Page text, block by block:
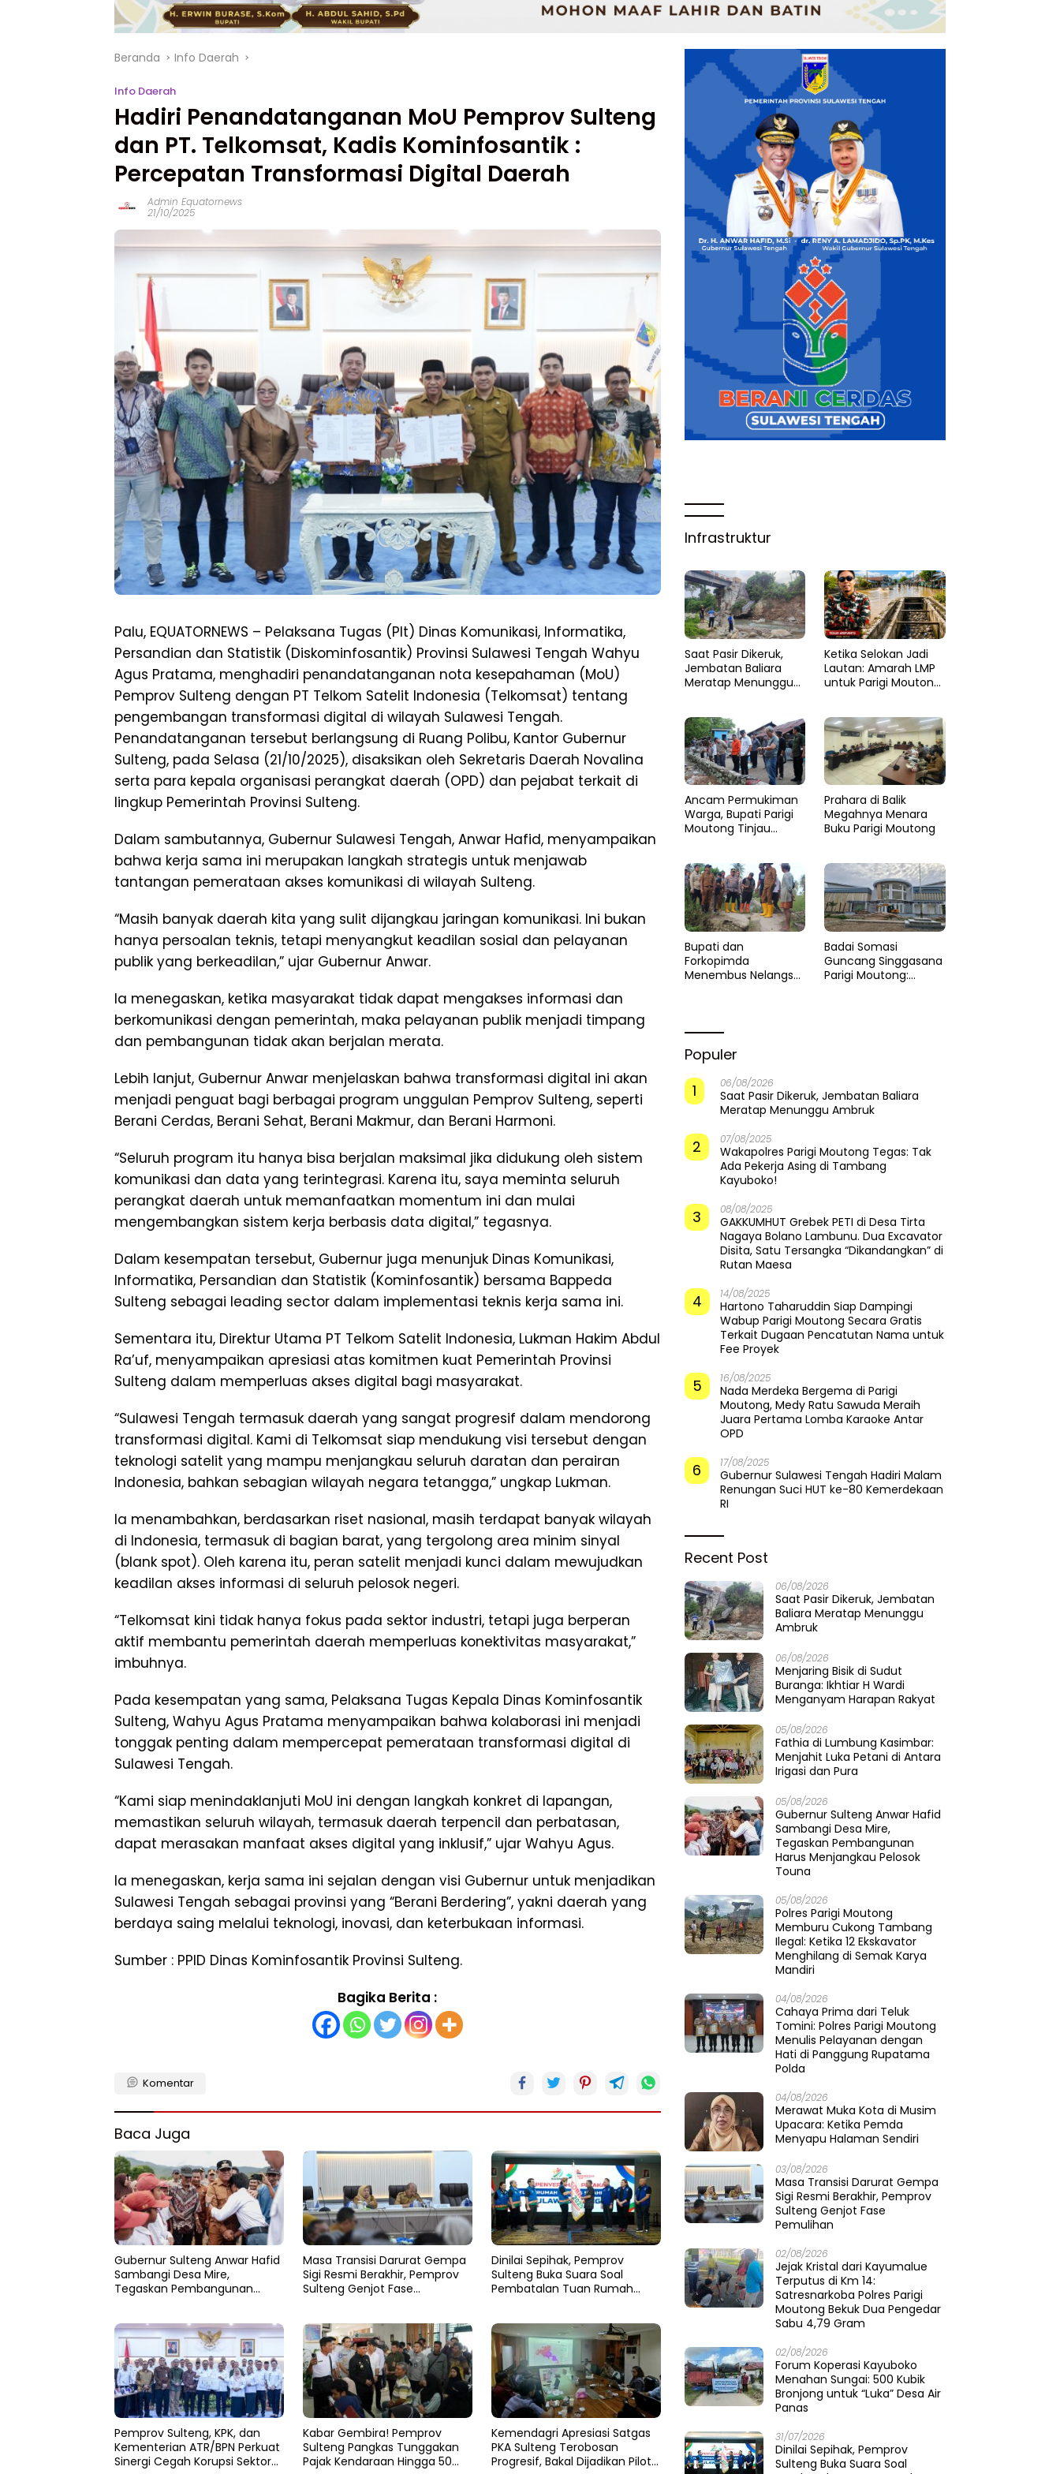
Beranda Info Daerah
Info Daerah
Hadiri Penandatanganan MoU Pemprov Sulteng
dan PT. Telkomsat, Kadis Kominfosantik :
Percepatan Transformasi Digital Daerah
Admin Equatornews
21/10/2025
Palu, EQUATORNEWS – Pelaksana Tugas (Plt) Dinas Komunikasi, Informatika,
Persandian dan Statistik (Diskominfosantik) Provinsi Sulawesi Tengah Wahyu
Agus Pratama, menghadiri penandatanganan nota kesepahaman (MoU)
Pemprov Sulteng dengan PT Telkom Satelit Indonesia (Telkomsat) tentang
pengembangan transformasi digital di wilayah Sulawesi Tengah.
Penandatanganan tersebut berlangsung di Ruang Polibu, Kantor Gubernur
Sulteng, pada Selasa (21/10/2025), disaksikan oleh Sekretaris Daerah Novalina
serta para kepala organisasi perangkat daerah (OPD) dan pejabat terkait di
lingkup Pemerintah Provinsi Sulteng.
Dalam sambutannya, Gubernur Sulawesi Tengah, Anwar Hafid, menyampaikan
bahwa kerja sama ini merupakan langkah strategis untuk menjawab
tantangan pemerataan akses komunikasi di wilayah Sulteng.
“Masih banyak daerah kita yang sulit dijangkau jaringan komunikasi. Ini bukan
hanya persoalan teknis, tetapi menyangkut keadilan sosial dan pelayanan
publik yang berkeadilan,” ujar Gubernur Anwar.
Ia menegaskan, ketika masyarakat tidak dapat mengakses informasi dan
berkomunikasi dengan pemerintah, maka pelayanan publik menjadi timpang
dan pembangunan tidak akan berjalan merata.
Lebih lanjut, Gubernur Anwar menjelaskan bahwa transformasi digital ini akan
menjadi penguat bagi berbagai program unggulan Pemprov Sulteng, seperti
Berani Cerdas, Berani Sehat, Berani Makmur, dan Berani Harmoni.
“Seluruh program itu hanya bisa berjalan maksimal jika didukung oleh sistem
komunikasi dan data yang terintegrasi. Karena itu, saya meminta seluruh
perangkat daerah untuk memanfaatkan momentum ini dan mulai
mengembangkan sistem kerja berbasis data digital,” tegasnya.
Dalam kesempatan tersebut, Gubernur juga menunjuk Dinas Komunikasi,
Informatika, Persandian dan Statistik (Kominfosantik) bersama Bappeda
Sulteng sebagai leading sector dalam implementasi teknis kerja sama ini.
Sementara itu, Direktur Utama PT Telkom Satelit Indonesia, Lukman Hakim Abdul
Ra’uf, menyampaikan apresiasi atas komitmen kuat Pemerintah Provinsi
Sulteng dalam memperluas akses digital bagi masyarakat.
“Sulawesi Tengah termasuk daerah yang sangat progresif dalam mendorong
transformasi digital. Kami di Telkomsat siap mendukung visi tersebut dengan
teknologi satelit yang mampu menjangkau seluruh daratan dan perairan
Indonesia, bahkan sebagian wilayah negara tetangga,” ungkap Lukman.
Ia menambahkan, berdasarkan riset nasional, masih terdapat banyak wilayah
di Indonesia, termasuk di bagian barat, yang tergolong area minim sinyal
(blank spot). Oleh karena itu, peran satelit menjadi kunci dalam mewujudkan
keadilan akses informasi di seluruh pelosok negeri.
“Telkomsat kini tidak hanya fokus pada sektor industri, tetapi juga berperan
aktif membantu pemerintah daerah memperluas konektivitas masyarakat,”
imbuhnya.
Pada kesempatan yang sama, Pelaksana Tugas Kepala Dinas Kominfosantik
Sulteng, Wahyu Agus Pratama menyampaikan bahwa kolaborasi ini menjadi
tonggak penting dalam mempercepat pemerataan transformasi digital di
Sulawesi Tengah.
“Kami siap menindaklanjuti MoU ini dengan langkah konkret di lapangan,
memastikan seluruh wilayah, termasuk daerah terpencil dan perbatasan,
dapat merasakan manfaat akses digital yang inklusif,” ujar Wahyu Agus.
Ia menegaskan, kerja sama ini sejalan dengan visi Gubernur untuk menjadikan
Sulawesi Tengah sebagai provinsi yang “Berani Berdering”, yakni daerah yang
berdaya saing melalui teknologi, inovasi, dan keterbukaan informasi.
Sumber : PPID Dinas Kominfosantik Provinsi Sulteng.
Bagika Berita :
Komentar
Baca Juga
Gubernur Sulteng Anwar Hafid
Sambangi Desa Mire,
Tegaskan Pembangunan
Masa Transisi Darurat Gempa
Sigi Resmi Berakhir, Pemprov
Sulteng Genjot Fase
Dinilai Sepihak, Pemprov
Sulteng Buka Suara Soal
Pembatalan Tuan Rumah
Pemprov Sulteng, KPK, dan
Kementerian ATR/BPN Perkuat
Sinergi Cegah Korupsi Sektor
Kabar Gembira! Pemprov
Sulteng Pangkas Tunggakan
Pajak Kendaraan Hingga 50
Kemendagri Apresiasi Satgas
PKA Sulteng Terobosan
Progresif, Bakal Dijadikan Pilot
Infrastruktur
Saat Pasir Dikeruk,
Jembatan Baliara
Meratap Menunggu
Ketika Selokan Jadi
Lautan: Amarah LMP
untuk Parigi Moutong
Ancam Permukiman
Warga, Bupati Parigi
Moutong Tinjau
Penanganan Cepat
Prahara di Balik
Megahnya Menara
Buku Parigi Moutong
​Bupati dan
Forkopimda
Menembus Nelangsa
Sinergi
Badai Somasi
Guncang Singgasana
Parigi Moutong:
Populer
1
06/08/2026
Saat Pasir Dikeruk, Jembatan Baliara
Meratap Menunggu Ambruk
2 07/08/2025
Wakapolres Parigi Moutong Tegas: Tak
Ada Pekerja Asing di Tambang
Kayuboko!
3 08/08/2025
GAKKUMHUT Grebek PETI di Desa Tirta
Nagaya Bolano Lambunu. Dua Excavator
Disita, Satu Tersangka “Dikandangkan” di
Rutan Maesa
4 14/08/2025
Hartono Taharuddin Siap Dampingi
Wabup Parigi Moutong Secara Gratis
Terkait Dugaan Pencatutan Nama untuk
Fee Proyek
5 16/08/2025
Nada Merdeka Bergema di Parigi
Moutong, Medy Ratu Sawuda Meraih
Juara Pertama Lomba Karaoke Antar
OPD
6 17/08/2025
Gubernur Sulawesi Tengah Hadiri Malam
Renungan Suci HUT ke-80 Kemerdekaan
RI
Recent Post
06/08/2026
Saat Pasir Dikeruk, Jembatan
Baliara Meratap Menunggu
Ambruk
06/08/2026
Menjaring Bisik di Sudut
Buranga: Ikhtiar H Wardi
Menganyam Harapan Rakyat
05/08/2026
Fathia di Lumbung Kasimbar:
Menjahit Luka Petani di Antara
Irigasi dan Pura
05/08/2026
Gubernur Sulteng Anwar Hafid
Sambangi Desa Mire,
Tegaskan Pembangunan
Harus Menjangkau Pelosok
Touna
05/08/2026
Polres Parigi Moutong
Memburu Cukong Tambang
Ilegal: Ketika 12 Ekskavator
Menghilang di Semak Karya
Mandiri
04/08/2026
Cahaya Prima dari Teluk
Tomini: Polres Parigi Moutong
Menulis Pelayanan dengan
Hati di Panggung Rupatama
Polda
04/08/2026
Merawat Muka Kota di Musim
Upacara: Ketika Pemda
Menyapu Halaman Sendiri
03/08/2026
Masa Transisi Darurat Gempa
Sigi Resmi Berakhir, Pemprov
Sulteng Genjot Fase
Pemulihan
02/08/2026
Jejak Kristal dari Kayumalue
Terputus di Km 14:
Satresnarkoba Polres Parigi
Moutong Bekuk Dua Pengedar
Sabu 4,79 Gram
02/08/2026
Forum Koperasi Kayuboko
Menahan Sungai: 500 Kubik
Bronjong untuk “Luka” Desa Air
Panas
31/07/2026
Dinilai Sepihak, Pemprov
Sulteng Buka Suara Soal